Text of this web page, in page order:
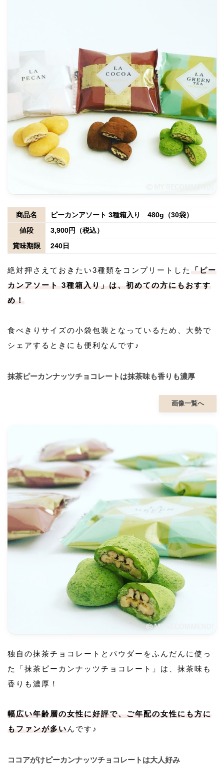
商品名
ピーカンアソート 3種箱入り 480g（30袋）
値段
3,900円（税込）
賞味期限
240日
絶対押さえておきたい3種類をコンプリートした
「ピー
カンアソート 3種箱入り」は、初めての方にもおすす
め！
食べきりサイズの小袋包装となっているため、大勢で
シェアするときにも便利なんです♪
抹茶ピーカンナッツチョコレートは抹茶味も香りも濃厚
画像一覧へ
独自の抹茶チョコレートとパウダーをふんだんに使っ
た「抹茶ピーカンナッツチョコレート」は、抹茶味も
香りも濃厚！
幅広い年齢層の女性に好評で、ご年配の女性にも方に
もファンが多い んです♪
ココアがけピーカンナッツチョコレートは大人好み